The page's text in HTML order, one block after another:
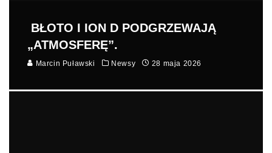
BŁOTO I ION D PODGRZEWAJĄ
„ATMOSFERĘ”.
Marcin Puławski Newsy 28 maja 2026